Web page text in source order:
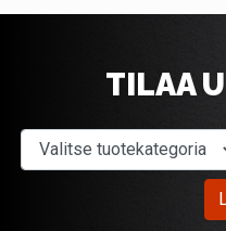
TILAA
Valitse